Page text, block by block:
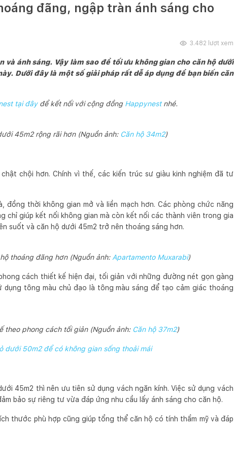
đãng, ngập tràn ánh sáng cho
3.482 lượt xem
và ánh sáng. Vậy làm sao để tối ưu không gian cho căn hộ dưới
Dưới đây là một số giải pháp rất dễ áp dụng để bạn biến căn
tại đâyđể kết nối với cộng đồng Happynest nhé.
45m2 rộng rãi hơn (Nguồn ảnh: Căn hộ 34m2)
chội hơn. Chính vì thế, các kiến trúc sư giàu kinh nghiệm đã tư
thời không gian mở và liền mạch hơn. Các phòng chức năng
chỉ giúp kết nối không gian mà còn kết nối các thành viên trong gia
suốt và căn hộ dưới 45m2 trở nên thoáng sáng hơn.
thoáng đãng hơn (Nguồn ảnh: Apartamento Muxarabi)
cách thiết kế hiện đại, tối giản với những đường nét gọn gàng
tông màu chủ đạo là tông màu sáng để tạo cảm giác thoáng
theo phong cách tối giản (Nguồn ảnh:Căn hộ 37m2)
dưới 50m2 để có không gian sống thoải mái
45m2 thì nên ưu tiên sử dụng vách ngăn kính. Việc sử dụng vách
bảo sự riêng tư vừa đáp ứng nhu cầu lấy ánh sáng cho căn hộ.
thước phù hợp cũng giúp tổng thể căn hộ có tính thẩm mỹ và đáp